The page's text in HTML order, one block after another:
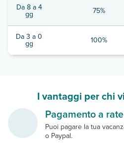
Da 8 a 4
gg 75%
Da 3 a 0
gg 100%
I vantaggi per chi
Pagamento a rate
Puoi pagare la tua
o Paypal.